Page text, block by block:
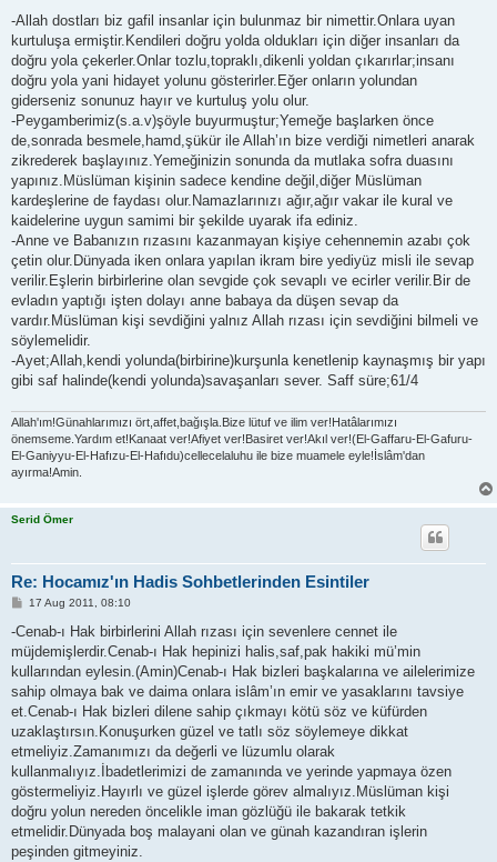
s
-Allah dostları biz gafil insanlar için bulunmaz bir nimettir.Onlara uyan
kurtuluşa ermiştir.Kendileri doğru yolda oldukları için diğer insanları da
doğru yola çekerler.Onlar tozlu,topraklı,dikenli yoldan çıkarırlar;insanı
doğru yola yani hidayet yolunu gösterirler.Eğer onların yolundan
giderseniz sonunuz hayır ve kurtuluş yolu olur.
-Peygamberimiz(s.a.v)şöyle buyurmuştur;Yemeğe başlarken önce
de,sonrada besmele,hamd,şükür ile Allah’ın bize verdiği nimetleri anarak
zikrederek başlayınız.Yemeğinizin sonunda da mutlaka sofra duasını
yapınız.Müslüman kişinin sadece kendine değil,diğer Müslüman
kardeşlerine de faydası olur.Namazlarınızı ağır,ağır vakar ile kural ve
kaidelerine uygun samimi bir şekilde uyarak ifa ediniz.
-Anne ve Babanızın rızasını kazanmayan kişiye cehennemin azabı çok
çetin olur.Dünyada iken onlara yapılan ikram bire yediyüz misli ile sevap
verilir.Eşlerin birbirlerine olan sevgide çok sevaplı ve ecirler verilir.Bir de
evladın yaptığı işten dolayı anne babaya da düşen sevap da
vardır.Müslüman kişi sevdiğini yalnız Allah rızası için sevdiğini bilmeli ve
söylemelidir.
-Ayet;Allah,kendi yolunda(birbirine)kurşunla kenetlenip kaynaşmış bir yapı
gibi saf halinde(kendi yolunda)savaşanları sever. Saff süre;61/4
Allah'ım!Günahlarımızı ört,affet,bağışla.Bize lütuf ve ilim ver!Hatâlarımızı
önemseme.Yardım et!Kanaat ver!Afiyet ver!Basiret ver!Akıl ver!(El-Gaffaru-El-Gafuru-
El-Ganiyyu-El-Hafızu-El-Hafıdu)cellecelaluhu ile bize muamele eyle!İslâm'dan
ayırma!Amin.
Serid Ömer
Re: Hocamız'ın Hadis Sohbetlerinden Esintiler
P
s
17 Aug 2011, 08:10
-Cenab-ı Hak birbirlerini Allah rızası için sevenlere cennet ile
müjdemişlerdir.Cenab-ı Hak hepinizi halis,saf,pak hakiki mü’min
kullarından eylesin.(Amin)Cenab-ı Hak bizleri başkalarına ve ailelerimize
sahip olmaya bak ve daima onlara islâm’ın emir ve yasaklarını tavsiye
et.Cenab-ı Hak bizleri dilene sahip çıkmayı kötü söz ve küfürden
uzaklaştırsın.Konuşurken güzel ve tatlı söz söylemeye dikkat
etmeliyiz.Zamanımızı da değerli ve lüzumlu olarak
kullanmalıyız.İbadetlerimizi de zamanında ve yerinde yapmaya özen
göstermeliyiz.Hayırlı ve güzel işlerde görev almalıyız.Müslüman kişi
doğru yolun nereden öncelikle iman gözlüğü ile bakarak tetkik
etmelidir.Dünyada boş malayani olan ve günah kazandıran işlerin
peşinden gitmeyiniz.